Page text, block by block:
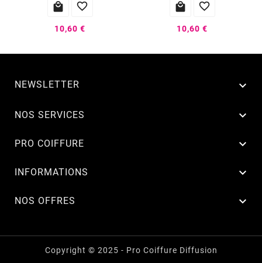
 
10,60 €
 
10,60 €
NEWSLETTER 
NOS SERVICES 
PRO COIFFURE 
INFORMATIONS 
NOS OFFRES 
Copyright © 2025 - Pro Coiffure Diffusion